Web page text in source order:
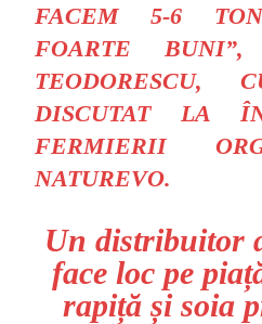
FACEM 5-6
FOARTE BUNI”,
DISCUTAT LA
FERMIERII
NATUREVO.
Un distribuitor
face loc pe
rapiță și soia